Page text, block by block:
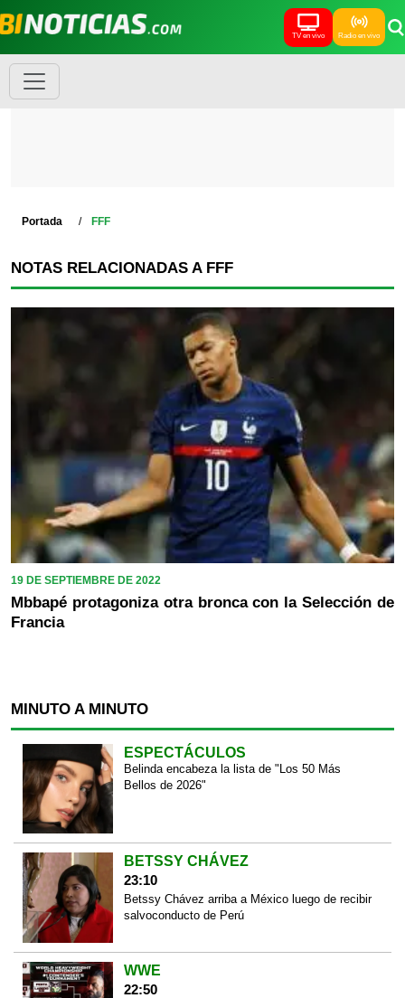
TV en vivo Radio en vivo
Portada FFF
NOTAS RELACIONADAS A FFF
19 DE SEPTIEMBRE DE 2022
Mbbapé protagoniza otra bronca con la Selección de
Francia
MINUTO A MINUTO
ESPECTÁCULOS
Belinda encabeza la lista de "Los 50 Más
Bellos de 2026"
BETSSY CHÁVEZ
23:10
Betssy Chávez arriba a México luego de recibir
salvoconducto de Perú
WWE
22:50